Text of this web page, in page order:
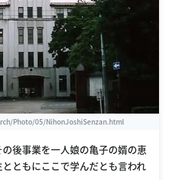
Photo/05/NihonJoshiSenzan.html
後事業を一人娘の亀子の婿の恵
ともにここで学んだとも言われ